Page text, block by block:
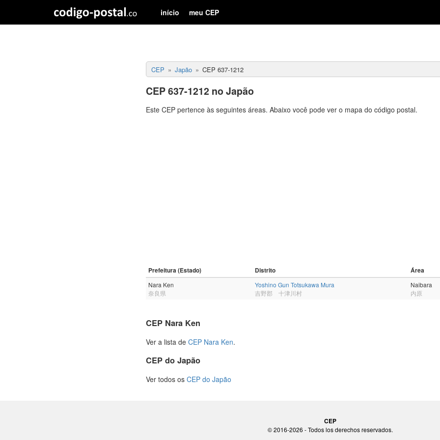
início meu CEP
CEP Japão CEP 637-1212
CEP 637-1212 no Japão
Este CEP pertence às seguintes áreas. Abaixo você pode ver o mapa do código postal.
Prefeitura (Estado) Distrito Área
Nara Ken
奈良県
Yoshino Gun Totsukawa Mura
吉野郡 十津川村
Naibara
内原
CEP Nara Ken
Ver a lista de CEP Nara Ken.
CEP do Japão
Ver todos os CEP do Japão
CEP
© 2016-2026 - Todos los derechos reservados.